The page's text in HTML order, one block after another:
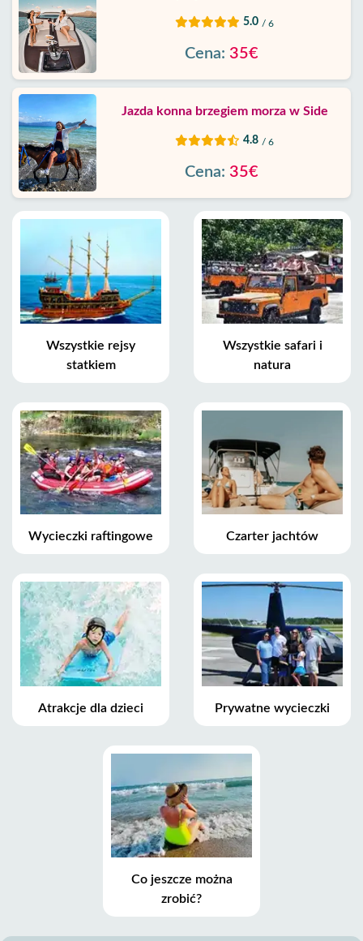
5.0 / 6
Cena: 35€
Jazda konna brzegiem morza w Side
4.8 / 6
Cena: 35€
Wszystkie rejsy
statkiem
Wszystkie safari i
natura
Wycieczki raftingowe Czarter jachtów
Atrakcje dla dzieci Prywatne wycieczki
Co jeszcze można
zrobić?